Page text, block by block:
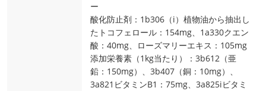
ー
酸化防止剤：1b306（i）植物油から抽出し
たトコフェロール：154mg、1a330クエン
酸：40mg、ローズマリーエキス：105mg
添加栄養素（1kg当たり）：3b612（亜
鉛：150mg）、3b407（銅：10mg）、
3a821ビタミンB1：75mg、3a825iビタミ